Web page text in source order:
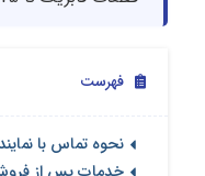
فهرست
نحوه تماس با